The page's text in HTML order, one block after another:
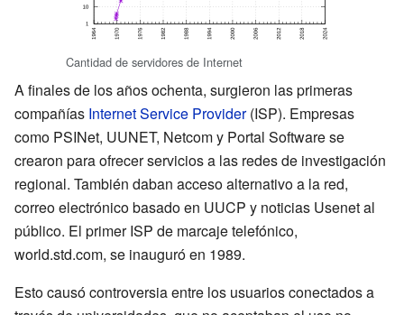
Cantidad de servidores de Internet
A finales de los años ochenta, surgieron las primeras
compañías Internet Service Provider(ISP). Empresas
como PSINet, UUNET, Netcom y Portal Software se
crearon para ofrecer servicios a las redes de investigación
regional. También daban acceso alternativo a la red,
correo electrónico basado en UUCP y noticias Usenet al
público. El primer ISP de marcaje telefónico,
world.std.com, se inauguró en 1989.
Esto causó controversia entre los usuarios conectados a